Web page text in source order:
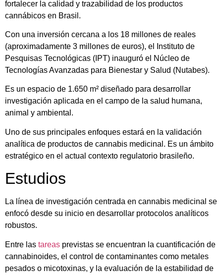
fortalecer la calidad y trazabilidad de los productos
cannábicos en Brasil.
Con una inversión cercana a los 18 millones de reales
(aproximadamente 3 millones de euros), el Instituto de
Pesquisas Tecnológicas (IPT) inauguró el Núcleo de
Tecnologías Avanzadas para Bienestar y Salud (Nutabes).
Es un espacio de 1.650 m² diseñado para desarrollar
investigación aplicada en el campo de la salud humana,
animal y ambiental.
Uno de sus principales enfoques estará en la validación
analítica de productos de cannabis medicinal. Es un ámbito
estratégico en el actual contexto regulatorio brasileño.
Estudios
La línea de investigación centrada en cannabis medicinal se
enfocó desde su inicio en desarrollar protocolos analíticos
robustos.
Entre las tareas previstas se encuentran la cuantificación de
cannabinoides, el control de contaminantes como metales
pesados o micotoxinas, y la evaluación de la estabilidad de